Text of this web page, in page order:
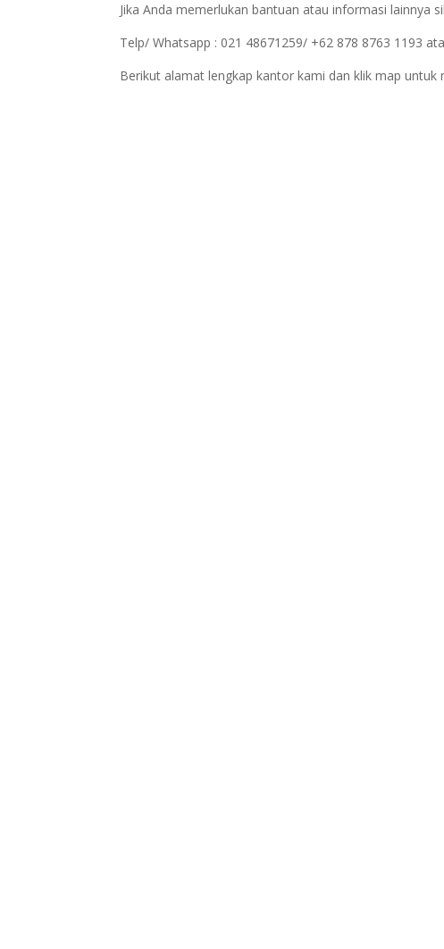
Jika Anda memerlukan bantuan atau informasi lainnya
Telp/ Whatsapp : 021 48671259/ +62 878 8763 1193
Berikut alamat lengkap kantor kami dan klik map